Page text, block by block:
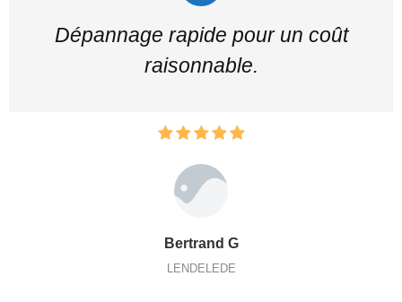
Dépannage rapide pour un coût
raisonnable.
Bertrand G
LENDELEDE